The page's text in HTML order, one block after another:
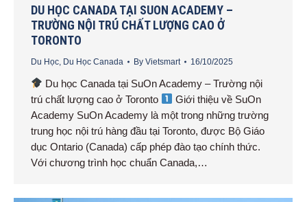
DU HỌC CANADA TẠI SUON ACADEMY –
TRƯỜNG NỘI TRÚ CHẤT LƯỢNG CAO Ở
TORONTO
Du Học Du Học Canada By Vietsmart 16/10/2025
Du học Canada tại SuOn Academy – Trường nội
trú chất lượng cao ở Toronto
Giới thiệu về SuOn
Academy SuOn Academy là một trong những trường
trung học nội trú hàng đầu tại Toronto, được Bộ Giáo
dục Ontario (Canada) cấp phép đào tạo chính thức.
Với chương trình học chuẩn Canada,…